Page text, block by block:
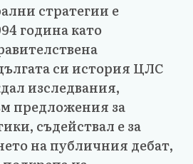
стратегии е
година като
си история ЦЛС
изследвания,
предложения за
съдействал е за
на публичния дебат,